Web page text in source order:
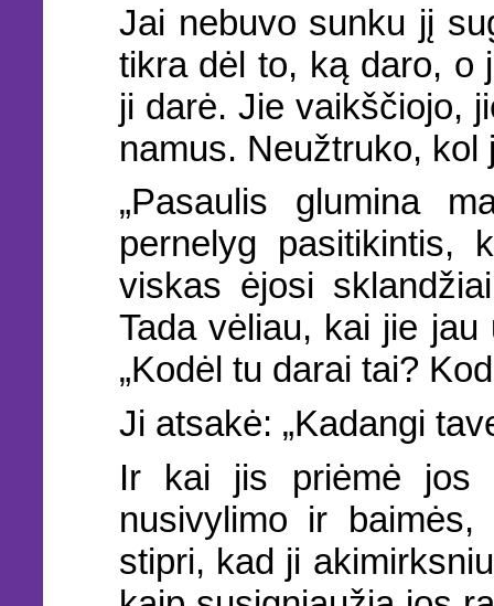
Jai nebuvo sunku jį
tikra dėl to, ką daro, o
ji darė. Jie vaikščiojo,
namus. Neužtruko, kol
„Pasaulis glumina
pernelyg pasitikintis,
viskas ėjosi
Tada vėliau, kai jie
„Kodėl tu darai tai?
Ji atsakė: „Kadangi
Ir kai jis priėmė jos
nusivylimo ir
stipri, kad ji